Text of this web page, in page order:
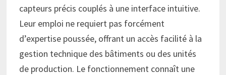
capteurs précis couplés à une interface intuitive.
Leur emploi ne requiert pas forcément
d’expertise poussée, offrant un accès facilité à la
gestion technique des bâtiments ou des unités
de production. Le fonctionnement connaît une